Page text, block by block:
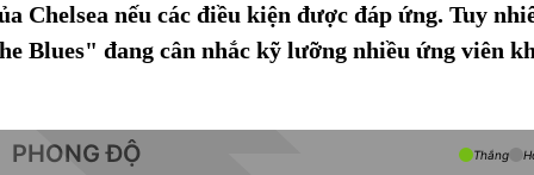
Chelsea nếu các điều kiện được đáp ứng. Tuy
Blues" đang cân nhắc kỹ lưỡng nhiều ứng viên
PHONG ĐỘ Thắng